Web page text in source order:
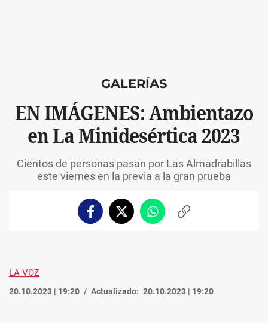
GALERÍAS
EN IMÁGENES: Ambientazo
en La Minidesértica 2023
Cientos de personas pasan por Las Almadrabillas
este viernes en la previa a la gran prueba
FacebookTwitterWhatsappCopiar
LA VOZ
20.10.2023 | 19:20 Actualizado: 20.10.2023 | 19:20